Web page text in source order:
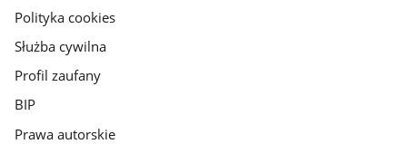
gov.pl
Polityka cookies
Służba cywilna
Profil zaufany
BIP
Prawa autorskie